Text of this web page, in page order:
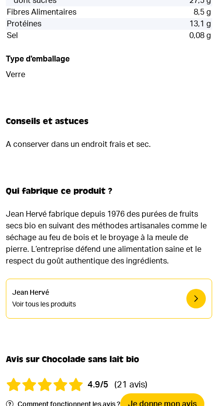
Fibres Alimentaires
8,5 g
Protéines
13,1 g
Sel
0,08 g
Type d'emballage
Verre
Conseils et astuces
A conserver dans un endroit frais et sec.
Qui fabrique ce produit ?
Jean Hervé fabrique depuis 1976 des purées de fruits
secs bio en suivant des méthodes artisanales comme le
séchage au feu de bois et le broyage à la meule de
pierre. L’entreprise défend une alimentation saine et le
respect du goût authentique des ingrédients.
Jean Hervé
Voir tous les produits
Avis sur Chocolade sans lait bio
4.9/5 (21 avis)
Comment fonctionnent les avis ? Je donne mon avis